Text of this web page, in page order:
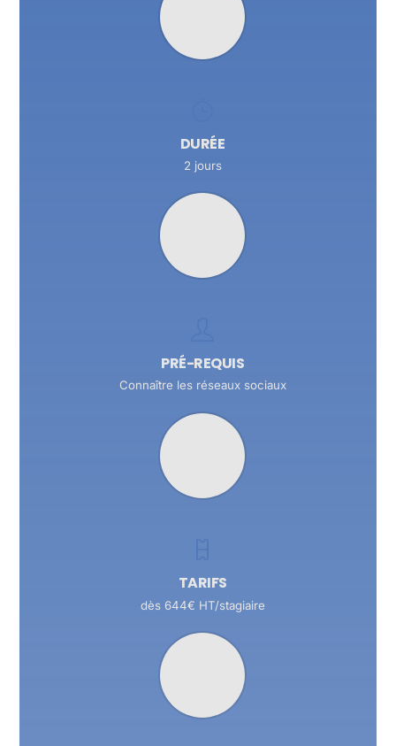
DURÉE
2 jours
PRÉ-REQUIS
Connaître les réseaux sociaux
TARIFS
dès 644€ HT/stagiaire